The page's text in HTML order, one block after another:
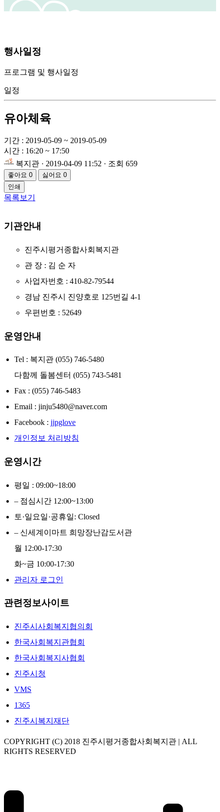
행사일정
프로그램 및 행사일정
일정
유아체육
기간 : 2019-05-09 ~ 2019-05-09
시간 : 16:20 ~ 17:50
복지관 · 2019-04-09 11:52 · 조회 659
좋아요 0 싫어요 0
인쇄
목록보기
기관안내
진주시평거종합사회복지관
관 장 : 김 순 자
사업자번호 : 410-82-79544
경남 진주시 진양호로 125번길 4-1
우편번호 : 52649
운영안내
Tel : 복지관 (055) 746-5480
다함께 돌봄센터 (055) 743-5481
Fax : (055) 746-5483
Email : jinju5480@naver.com
Facebook : jjpglove
개인정보 처리방침
운영시간
평일 : 09:00~18:00
– 점심시간 12:00~13:00
토·일요일·공휴일: Closed
– 신세계이마트 희망장난감도서관
월 12:00-17:30
화~금 10:00-17:30
관리자 로그인
관련정보사이트
진주시사회복지협의회
한국사회복지관협회
한국사회복지사협회
진주시청
VMS
1365
진주시복지재단
COPYRIGHT (C) 2018 진주시평거종합사회복지관 | ALL
RIGHTS RESERVED